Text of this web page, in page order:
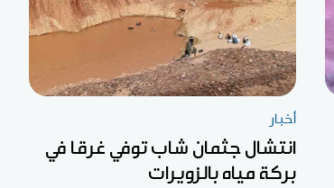
أخبار
انتشال جثمان شاب توفي غرقا في
بركة مياه بالزويرات